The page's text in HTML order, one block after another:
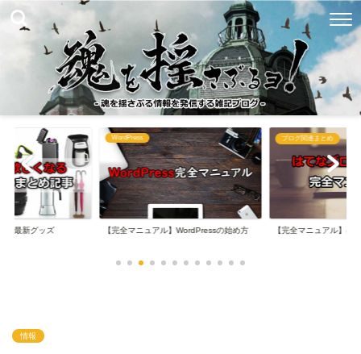
る最新グッズ
WordPress
【完全マニュアル】WordPressの始め方
ブログ関連まとめ
【完全マニュアル】は
情報